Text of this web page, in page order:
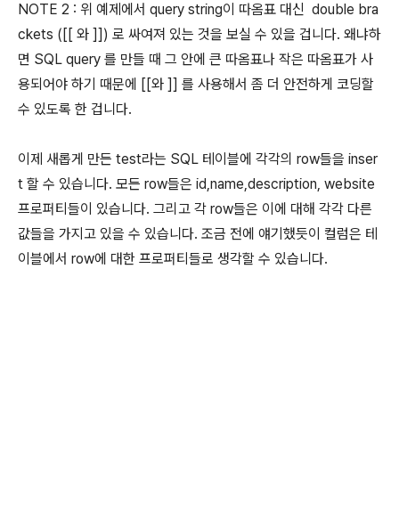
NOTE 2 : 위 예제에서 query string이 따옴표 대신 double bra
ckets ([[ 와 ]]) 로 싸여져 있는 것을 보실 수 있을 겁니다. 왜냐하
면 SQL query 를 만들 때 그 안에 큰 따옴표나 작은 따옴표가 사
용되어야 하기 때문에 [[와 ]] 를 사용해서 좀 더 안전하게 코딩할
수 있도록 한 겁니다.
이제 새롭게 만든 test라는 SQL 테이블에 각각의 row들을 inser
t 할 수 있습니다. 모든 row들은 id,name,description, website
프로퍼티들이 있습니다. 그리고 각 row들은 이에 대해 각각 다른
값들을 가지고 있을 수 있습니다. 조금 전에 얘기했듯이 컬럼은 테
이블에서 row에 대한 프로퍼티들로 생각할 수 있습니다.